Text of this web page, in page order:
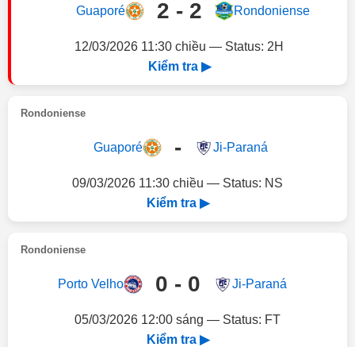
Guaporé 2 - 2 Rondoniense
12/03/2026 11:30 chiều — Status: 2H
Kiểm tra ▶
Rondoniense
Guaporé - Ji-Paraná
09/03/2026 11:30 chiều — Status: NS
Kiểm tra ▶
Rondoniense
Porto Velho 0 - 0 Ji-Paraná
05/03/2026 12:00 sáng — Status: FT
Kiểm tra ▶